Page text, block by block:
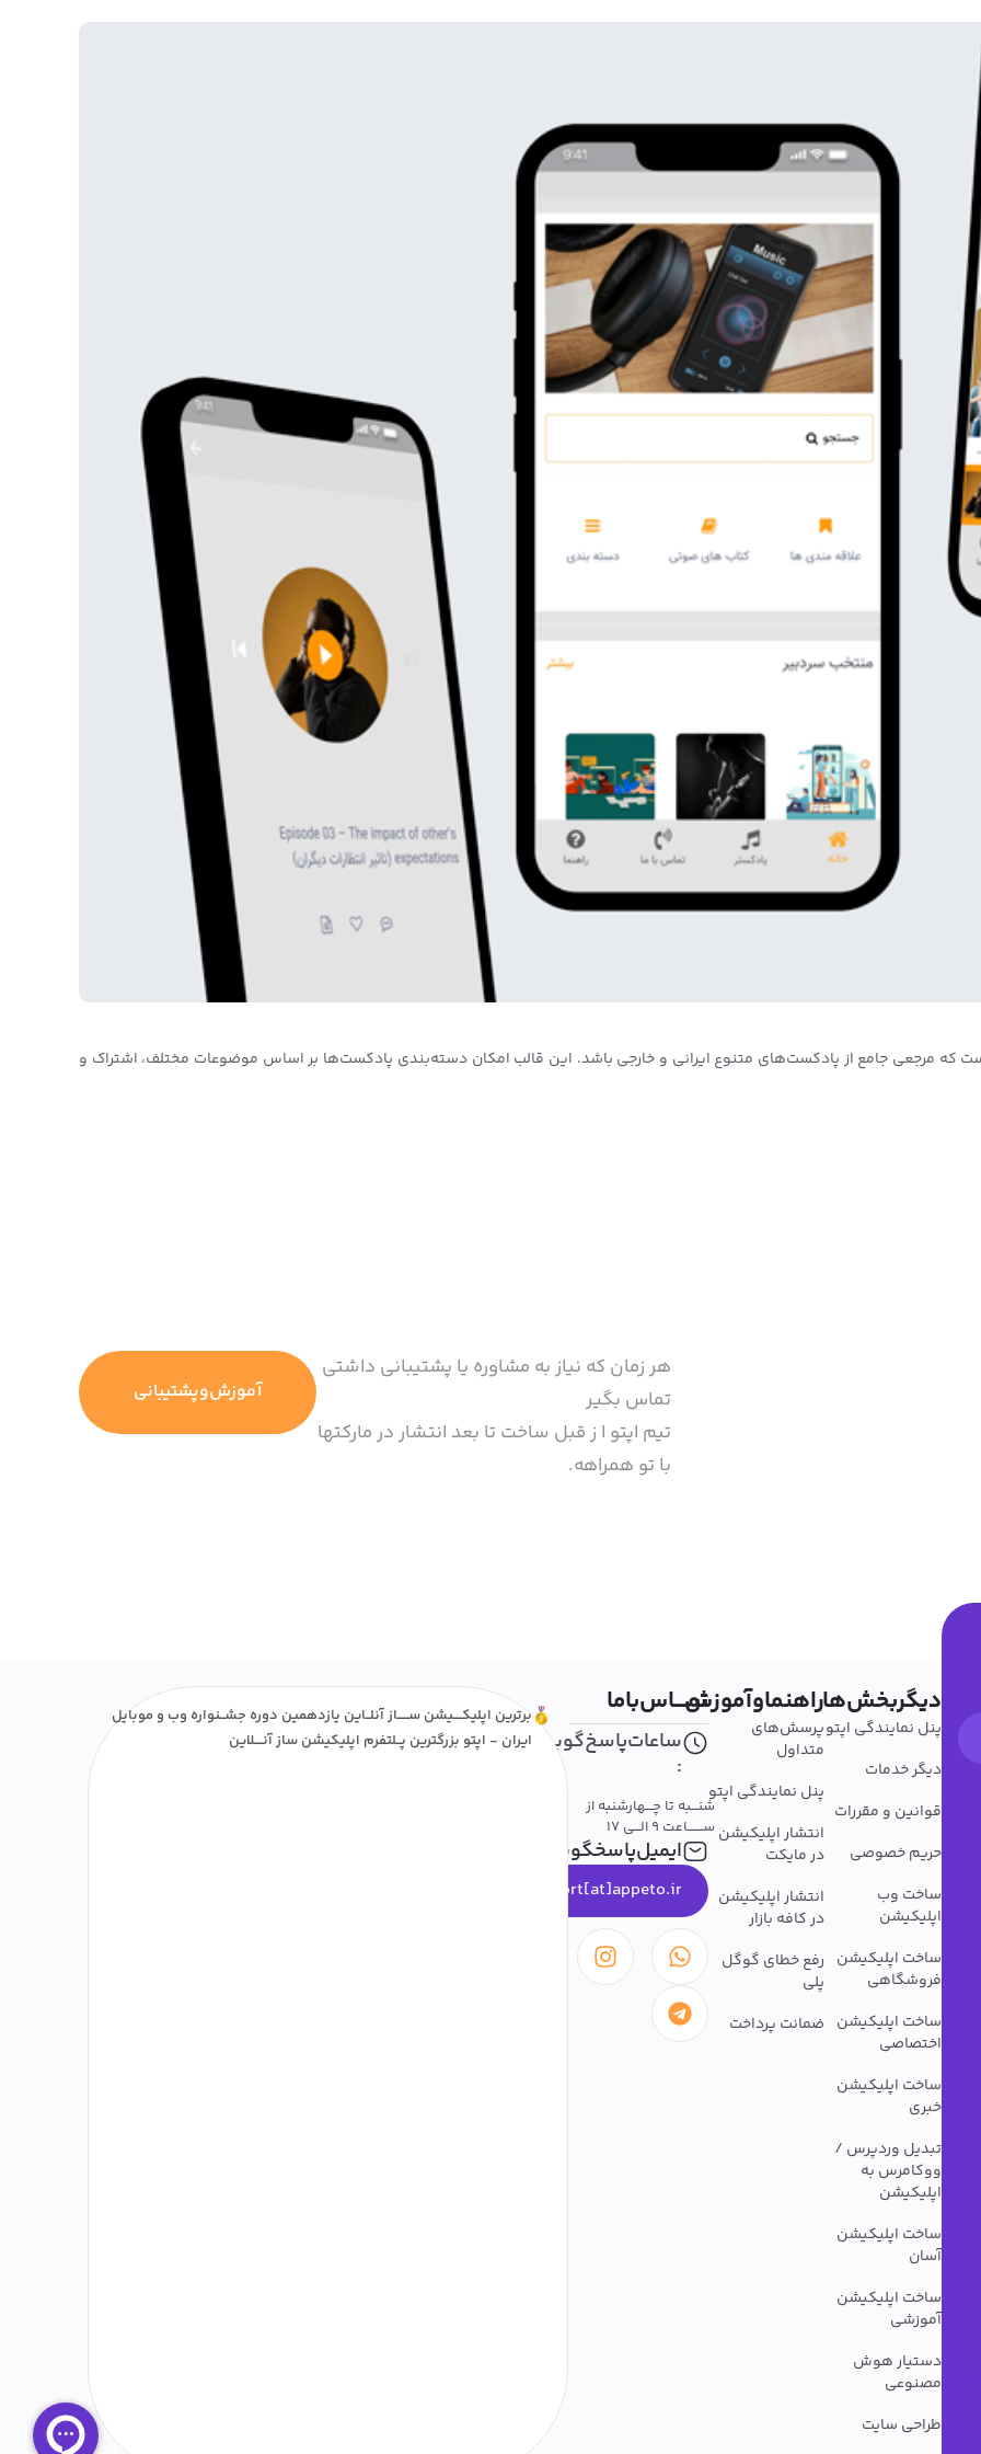
که مرجعی جامع از پادکست‌های متنوع ایرانی و خارجی باشد. این قالب امکان دسته‌بندی پادکست‌ها بر اساس موضوعات مختلف، اشتراک و
هر زمان که نیاز به مشاوره یا پشتیبانی داشتی
تماس بگیر
تیم اپتو ا ز قبل ساخت تا بعد انتشار در مارکتها
با تو همراهه.
آموزش‌وپشتیبانی
دیگربخش‌ها
پنل نمایندگی اپتو
دیگر خدمات
قوانین و مقررات
حریم خصوصی
ساخت وب
اپلیکیشن
ساخت اپلیکیشن
فروشگاهی
ساخت اپلیکیشن
اختصاصی
ساخت اپلیکیشن
خبری
تبدیل وردپرس /
ووکامرس به
اپلیکیشن
ساخت اپلیکیشن
آسان
ساخت اپلیکیشن
آموزشی
دستیار هوش
مصنوعی
طراحی سایت
راهنماوآموزش
پرسش‌های
متداول
پنل نمایندگی اپتو
انتشار اپلیکیشن
در مایکت
انتشار اپلیکیشن
در کافه بازار
رفع خطای گوگل
پلی
ضمانت پرداخت
تمــــاس‌باما
ساعات‌پاسخ‌گویی
:
شنـــبه تا چـــهارشنبه از
ســـــــاعت 9 الـــی 17
ایمیل‌پاسخگویی
support[at]appeto.ir
برترین اپلیکــــیشن ســـــاز آنلــاین یازدهمین دوره جشــنواره وب و موبایل
ایران - اپتو بزرگترین پــلتفرم اپلیکیشن ساز آنــــلاین